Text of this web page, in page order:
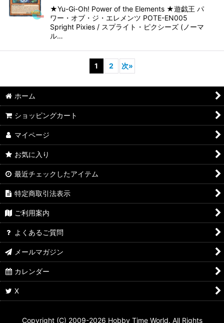
★Yu-Gi-Oh! Power of the Elements ★遊戯王 パ
ワー・オブ・ジ・エレメンツ POTE-EN005
Spright Pixies / スプライト・ピクシーズ (ノーマ
ル…
1 2 次»
ホーム
ショッピングカート
マイページ
お気に入り
最近チェックしたアイテム
特定商取引法表示
ご利用案内
よくあるご質問
メールマガジン
カレンダー
X
Copyright (C) 2009-2026 Hobby Time World. All Rights